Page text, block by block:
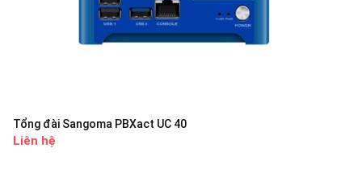
Tổng đài Sangoma PBXact UC 40
Liên hệ